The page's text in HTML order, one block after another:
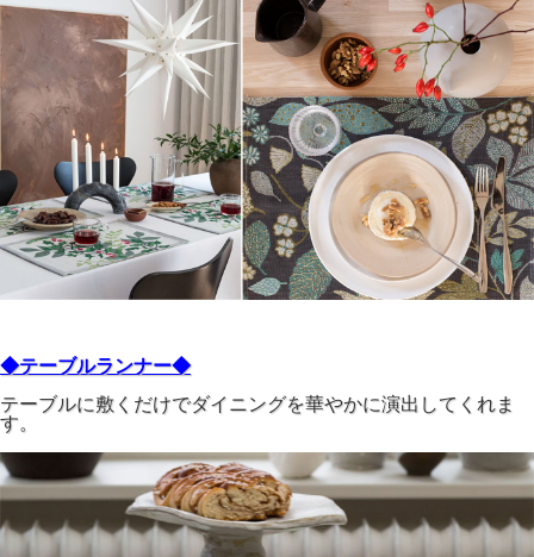
◆テーブルランナー◆
テーブルに敷くだけでダイニングを華やかに演出してくれま
す。